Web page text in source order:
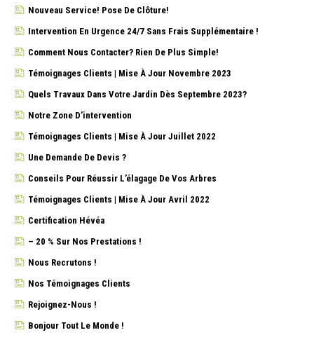
Nouveau Service! Pose De Clôture!
Intervention En Urgence 24/7 Sans Frais Supplémentaire !
Comment Nous Contacter? Rien De Plus Simple!
Témoignages Clients | Mise À Jour Novembre 2023
Quels Travaux Dans Votre Jardin Dès Septembre 2023?
Notre Zone D’intervention
Témoignages Clients | Mise À Jour Juillet 2022
Une Demande De Devis ?
Conseils Pour Réussir L’élagage De Vos Arbres
Témoignages Clients | Mise À Jour Avril 2022
Certification Hévéa
– 20 % Sur Nos Prestations !
Nous Recrutons !
Nos Témoignages Clients
Rejoignez-Nous !
Bonjour Tout Le Monde !